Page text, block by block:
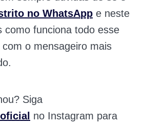
no WhatsApp e neste
como funciona todo esse
o mensageiro mais
Siga
no Instagram para